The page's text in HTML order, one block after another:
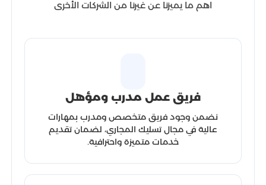
اهم ما يميزنا عن غيرنا من الشركات الأخرى
فريق عمل مدرب ومؤهل
نضمن وجود فريق متخصص ومدرب بمهارات
عالية في مجال تسليك المجاري، لضمان تقديم
خدمات متميزة واحترافية.